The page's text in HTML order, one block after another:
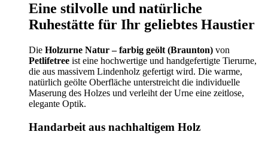
Eine stilvolle und natürliche
Ruhestätte für Ihr geliebtes Haustier
Die Holzurne Natur – farbig geölt (Braunton) von
Petlifetree ist eine hochwertige und handgefertigte Tierurne,
die aus massivem Lindenholz gefertigt wird. Die warme,
natürlich geölte Oberfläche unterstreicht die individuelle
Maserung des Holzes und verleiht der Urne eine zeitlose,
elegante Optik.
Handarbeit aus nachhaltigem Holz